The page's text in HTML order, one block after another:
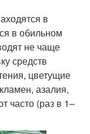
в
в обильном
не чаще
средств
цветущие
азалия,
часто (раз в 1–